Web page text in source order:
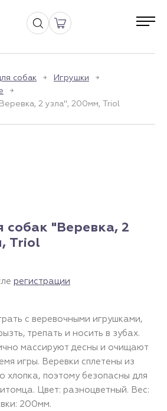
собак
Игрушки
2 узла", 200мм, Triol
собак "Веревка, 2
Triol
регистрации
с веревочными игрушками,
трепать и носить в зубах.
массируют десны и очищают
игры. Веревки сплетены из
хлопка, поэтому безопасны для
Цвет: разноцветный. Вес:
200мм.